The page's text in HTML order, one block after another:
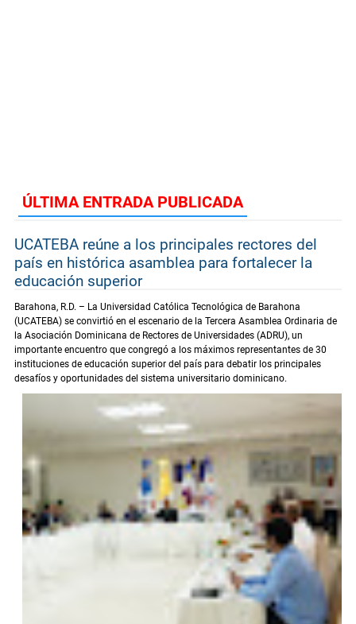
ÚLTIMA ENTRADA PUBLICADA
UCATEBA reúne a los principales rectores del
país en histórica asamblea para fortalecer la
educación superior
Barahona, R.D. – La Universidad Católica Tecnológica de Barahona
(UCATEBA) se convirtió en el escenario de la Tercera Asamblea Ordinaria de
la Asociación Dominicana de Rectores de Universidades (ADRU), un
importante encuentro que congregó a los máximos representantes de 30
instituciones de educación superior del país para debatir los principales
desafíos y oportunidades del sistema universitario dominicano.